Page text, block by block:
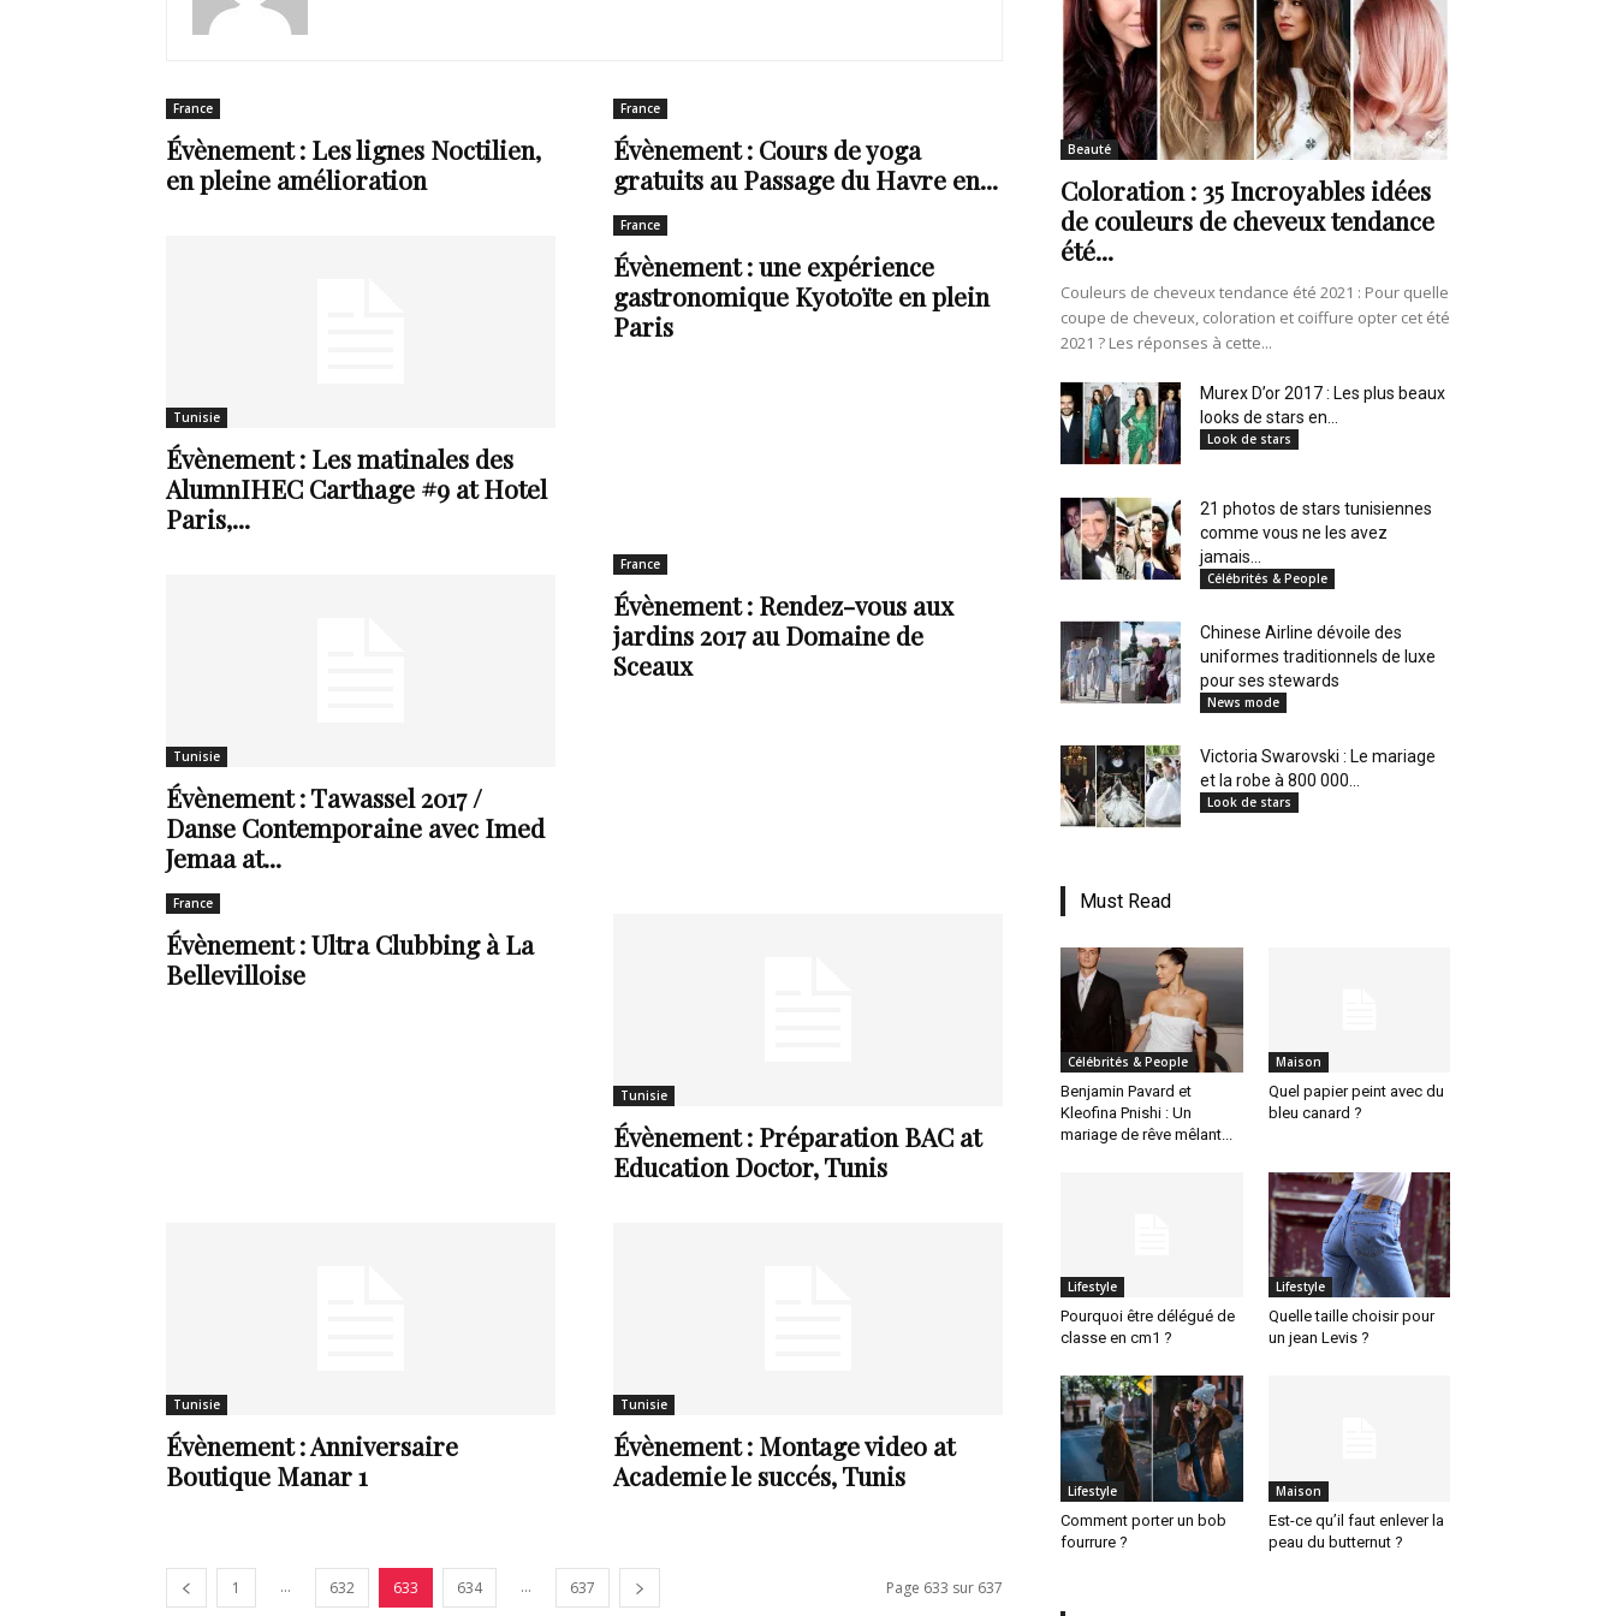
vie
et
France
Évènement : Les lignes Noctilien,
en pleine amélioration
France
Évènement : Cours de yoga
gratuits au Passage du Havre en...
Tunisie
Évènement : Les matinales des
AlumnIHEC Carthage #9 at Hotel
Paris,...
France
Évènement : une expérience
gastronomique Kyotoïte en plein
Paris
Tunisie
Évènement : Tawassel 2017 /
Danse Contemporaine avec Imed
Jemaa at...
France
Évènement : Rendez-vous aux
jardins 2017 au Domaine de
Sceaux
France
Évènement : Ultra Clubbing à La
Bellevilloise
Tunisie
Évènement : Préparation BAC at
Education Doctor, Tunis
Tunisie
Évènement : Anniversaire
Boutique Manar 1
Tunisie
Évènement : Montage video at
Academie le succés, Tunis
1 ... 632 633 634 ... 637 Page 633 sur 637
Beauté
Coloration : 35 Incroyables idées
de couleurs de cheveux tendance
été...
Couleurs de cheveux tendance été 2021 : Pour quelle
coupe de cheveux, coloration et coiffure opter cet été
2021 ? Les réponses à cette...
Murex D’or 2017 : Les plus beaux
looks de stars en...
Look de stars
21 photos de stars tunisiennes
comme vous ne les avez
jamais...
Célébrités & People
Chinese Airline dévoile des
uniformes traditionnels de luxe
pour ses stewards
News mode
Victoria Swarovski : Le mariage
et la robe à 800 000...
Look de stars
Must Read
Célébrités & People
Benjamin Pavard et
Kleofina Pnishi : Un
mariage de rêve mêlant...
Maison
Quel papier peint avec du
bleu canard ?
Lifestyle
Pourquoi être délégué de
classe en cm1 ?
Lifestyle
Quelle taille choisir pour
un jean Levis ?
Lifestyle
Comment porter un bob
fourrure ?
Maison
Est-ce qu’il faut enlever la
peau du butternut ?